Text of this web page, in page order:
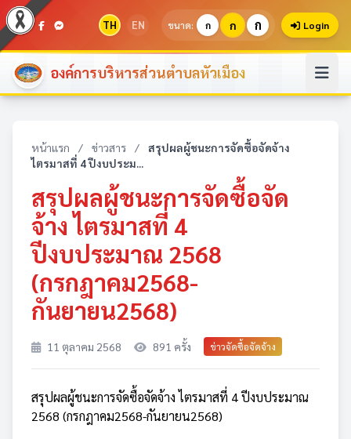
TH EN ขนาด: ก ก ก Login
องค์การบริหารส่วนตำบลหัวเมือง
หน้าแรก / ข่าวสาร /
สรุปผลผู้ชนะการจัดซื้อจัดจ้าง
ไตรมาสที่ 4 ปีงบประม...
สรุปผลผู้ชนะการจัดซื้อจัด
จ้าง ไตรมาสที่ 4
ปีงบประมาณ 2568
(กรกฎาคม2568-
กันยายน2568)
11 ตุลาคม 2568 891 ครั้ง ข่าวจัดซื้อจัดจ้าง
สรุปผลผู้ชนะการจัดซื้อจัดจ้าง ไตรมาสที่ 4 ปีงบประมาณ
2568 (กรกฎาคม2568-กันยายน2568)